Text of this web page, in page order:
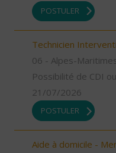
POSTULER
Technicien
06 - Alpes-
Possibilité de CDI
21/07/2026
POSTULER
Aide à domicile -